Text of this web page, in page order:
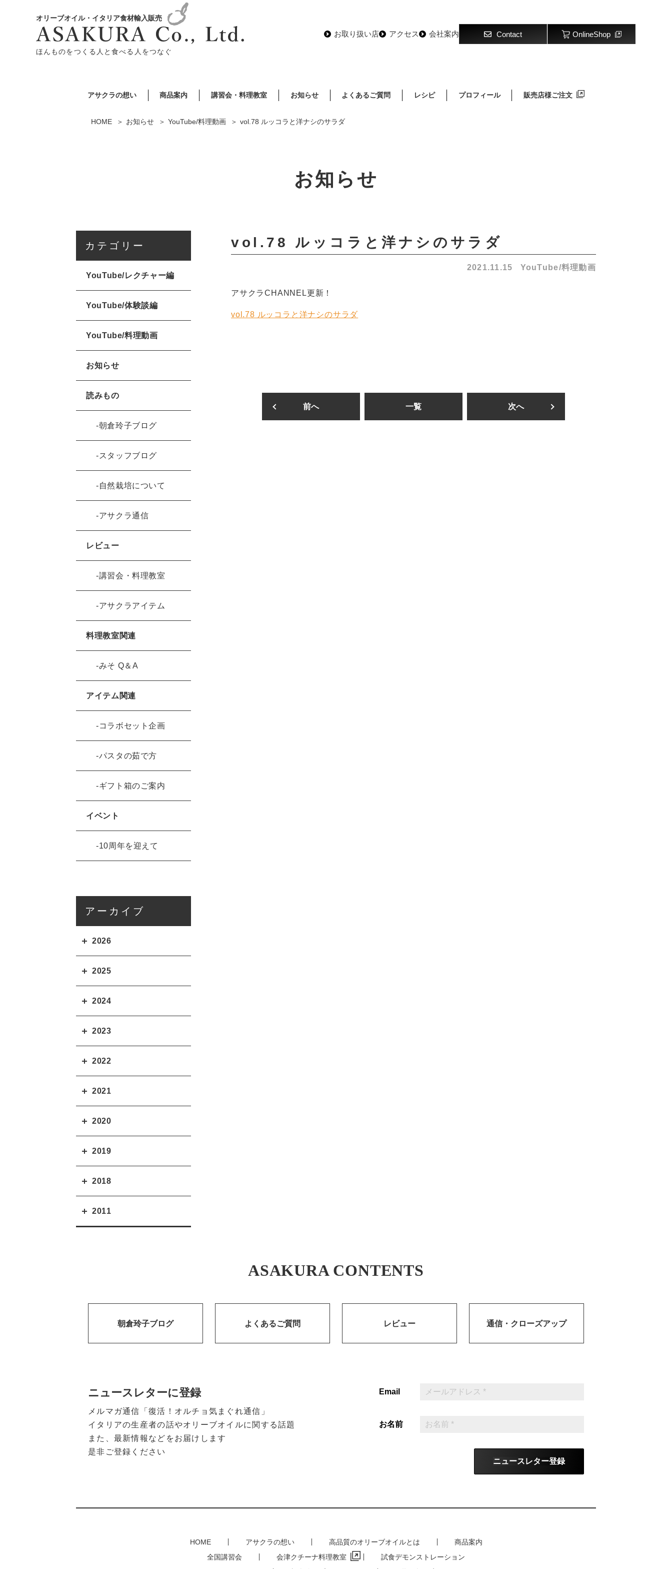
オリーブオイル・イタリア食材輸入販売
お取り扱い店 アクセス 会社案内 Contact OnlineShop
ほんものをつくる人と食べる人をつなぐ
アサクラの想い 商品案内 講習会・料理教室 お知らせ よくあるご質問 レシピ プロフィール 販売店様ご注文
HOME お知らせ YouTube/料理動画 vol.78 ルッコラと洋ナシのサラダ
お知らせ
vol.78 ルッコラと洋ナシのサラダ
2021.11.15 YouTube/料理動画
アサクラCHANNEL更新！
vol.78 ルッコラと洋ナシのサラダ
前へ 一覧 次へ
カテゴリー
YouTube/レクチャー編
YouTube/体験談編
YouTube/料理動画
お知らせ
読みもの
朝倉玲子ブログ
スタッフブログ
自然栽培について
アサクラ通信
レビュー
講習会・料理教室
アサクラアイテム
料理教室関連
みそ Q＆A
アイテム関連
コラボセット企画
パスタの茹で方
ギフト箱のご案内
イベント
10周年を迎えて
アーカイブ
2026
2025
2024
2023
2022
2021
2020
2019
2018
2011
ASAKURA CONTENTS
朝倉玲子ブログ よくあるご質問 レビュー 通信・ クローズアップ
ニュースレターに登録
メルマガ通信「復活！オルチョ気まぐれ通信」
イタリアの生産者の話やオリーブオイルに関する話題
また、最新情報などをお届けします
是非ご登録ください
Email
お名前
ニュースレター登録
HOME アサクラの想い 高品質のオリーブオイルとは
商品案内
全国講習会
会津クチーナ料理教室
試食デモンストレーション